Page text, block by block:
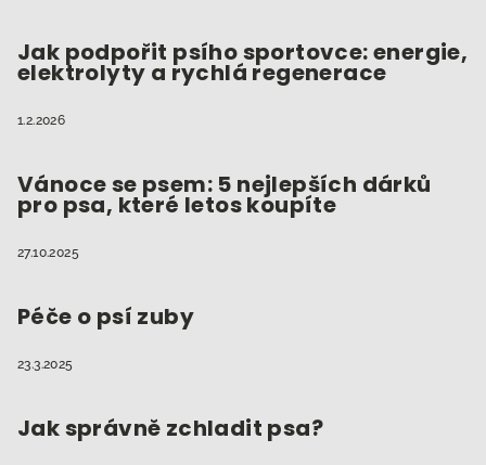
Jak podpořit psího sportovce: energie,
elektrolyty a rychlá regenerace
1.2.2026
Vánoce se psem: 5 nejlepších dárků
pro psa, které letos koupíte
27.10.2025
Péče o psí zuby
23.3.2025
Jak správně zchladit psa?